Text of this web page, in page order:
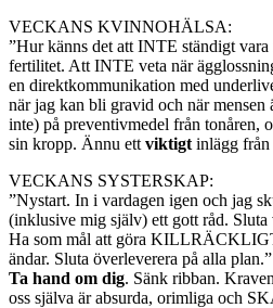
VECKANS KVINNOHÄLSA:
”Hur känns det att INTE ständigt
fertilitet. Att INTE veta när
en direktkommunikation med
när jag kan bli gravid och när mensen
inte) på preventivmedel från tonåren,
sin kropp. Ännu ett viktigt inlägg från
VECKANS SYSTERSKAP:
”Nystart. In i vardagen igen och jag
(inklusive mig själv) ett gott råd. Sluta
Ha som mål att göra
ändar. Sluta överleverera på alla
Ta hand om dig. Sänk ribban.
oss själva är absurda, orimliga och